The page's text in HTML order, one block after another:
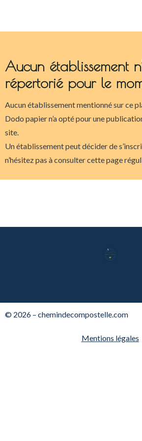
Aucun établissement
répertorié pour le
Aucun établissement mentionné sur ce
Dodo papier n’a opté pour une
site.
Un établissement peut décider de
n’hésitez pas à consulter cette page
© 2026 – chemindecompostelle.com
Mentions légales